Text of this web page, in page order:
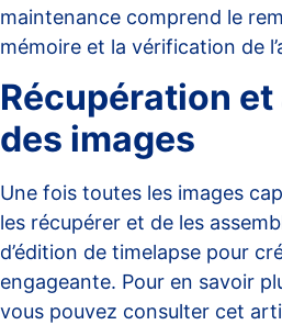
maintenance comprend le
mémoire et la vérification de
Récupération
des images
Une fois toutes les images
les récupérer et de les
d’édition de timelapse pour
engageante. Pour en savoir
vous pouvez consulter cet